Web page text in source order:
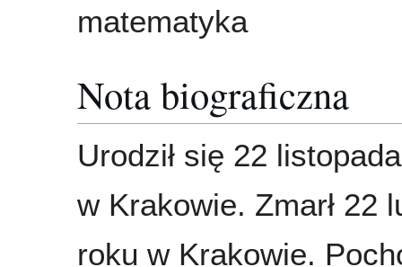
matematyka
Nota biograficzna
Urodził się 22
w Krakowie. Zmarł 22
roku w Krakowie.